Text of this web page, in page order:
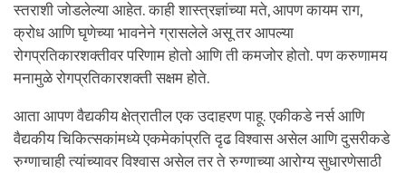
स्तराशी जोडलेल्या आहेत. काही शास्त्रज्ञांच्या मते, आपण कायम राग,
क्रोध आणि घृणेच्या भावनेने ग्रासलेले असू तर आपल्या
रोगप्रतिकारशक्तीवर परिणाम होतो आणि ती कमजोर होतो. पण करुणामय
मनामुळे रोगप्रतिकारशक्ती सक्षम होते.
आता आपण वैद्यकीय क्षेत्रातील एक उदाहरण पाहू. एकीकडे नर्स आणि
वैद्यकीय चिकित्सकांमध्ये एकमेकांप्रति दृढ विश्वास असेल आणि दुसरीकडे
रुग्णाचाही त्यांच्यावर विश्वास असेल तर ते रुग्णाच्या आरोग्य सुधारणेसाठी